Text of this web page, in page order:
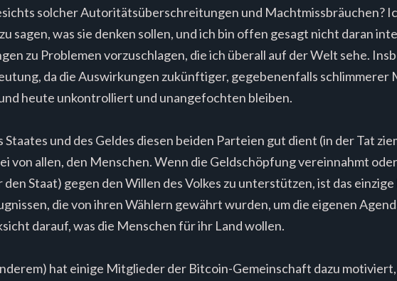
solcher Autoritätsüberschreitungen und Machtmissbräuchen?
sagen, was sie denken sollen, und ich bin offen gesagt nicht daran
zu Problemen vorzuschlagen, die ich überall auf der Welt sehe.
da die Auswirkungen zukünftiger, gegebenenfalls schlimmerer
heute unkontrolliert und unangefochten bleiben.
Staates und des Geldes diesen beiden Parteien gut dient (in der Tat
von allen, den Menschen. Wenn die Geldschöpfung vereinnahmt
Staat) gegen den Willen des Volkes zu unterstützen, ist das
die von ihren Wählern gewährt wurden, um die eigenen
darauf, was die Menschen für ihr Land wollen.
hat einige Mitglieder der Bitcoin-Gemeinschaft dazu motiviert,